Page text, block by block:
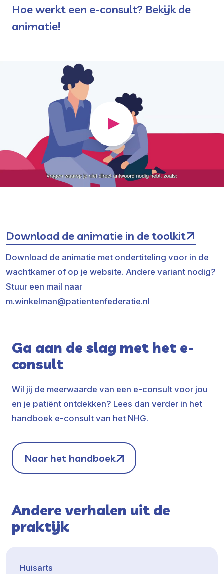
Hoe werkt een e-consult? Bekijk de
animatie!
Download de animatie in de toolkit
Download de animatie met ondertiteling voor in de
wachtkamer of op je website. Andere variant nodig?
Stuur een mail naar
m.winkelman@patientenfederatie.nl
Ga aan de slag met het e-
consult
Wil jij de meerwaarde van een e-consult voor jou
en je patiënt ontdekken? Lees dan verder in het
handboek e-consult van het NHG.
Naar het handboek
Andere verhalen uit de
praktijk
Huisarts